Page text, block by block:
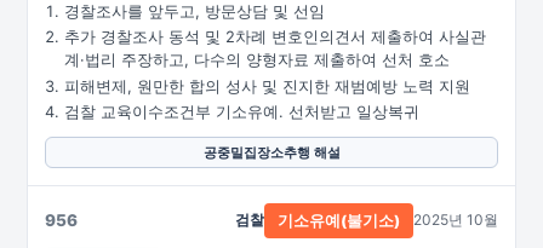
경찰조사를 앞두고, 방문상담 및 선임
추가 경찰조사 동석 및 2차례 변호인의견서 제출하여 사실관
계·법리 주장하고, 다수의 양형자료 제출하여 선처 호소
피해변제, 원만한 합의 성사 및 진지한 재범예방 노력 지원
검찰 교육이수조건부 기소유예. 선처받고 일상복귀
공중밀집장소추행 해설
956 검찰 기소유예(불기소) 2025년 10월